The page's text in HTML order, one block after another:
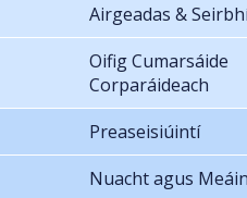
Airgeadas &
Oifig Cumarsáide
Corparáideach
Preaseisiúintí
Nuacht agus Meáin